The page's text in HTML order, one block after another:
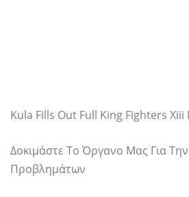
Kula Fills Out Full King Fighters Xiii
Δοκιμάστε Το Όργανο Μας Για
Προβλημάτων